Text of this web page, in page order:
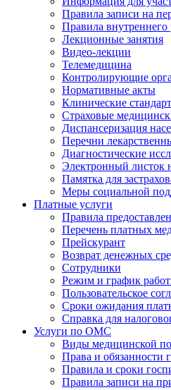
Правила записи на
Правила внутреннего
Лекционные занятия
Видео-лекции
Телемедицина
Контролирующие
Нормативные акты
Клинические
Страховые
Диспансеризация
Перечни
Диагностические
Электронный листок
Памятка для
Меры социальной
Платные услуги
Правила
Перечень платных
Прейскурант
Возврат денежных
Сотрудники
Режим и график
Пользовательское
Сроки ожидания
Справка для
Услуги по ОМС
Виды медицинской
Права и обязанности
Правила и сроки
Правила записи на